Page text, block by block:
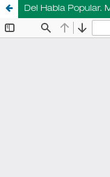
Del Habla Popular.